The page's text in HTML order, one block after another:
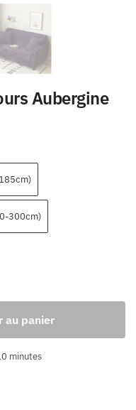
Aubergine
300cm)
au panier
minutes